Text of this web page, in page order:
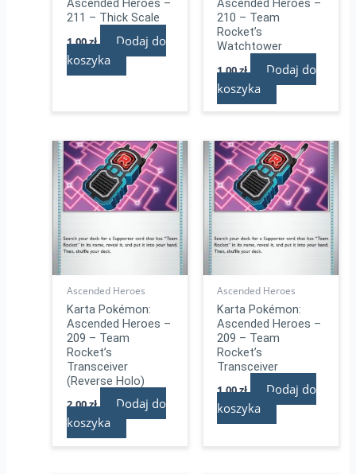
Ascended Heroes –
211 – Thick Scale
1,00zł
Dodaj do
koszyka
Ascended Heroes –
210 – Team
Rocket’s
Watchtower
1,00zł
Dodaj do
koszyka
Ascended Heroes
Karta Pokémon:
Ascended Heroes –
209 – Team
Rocket’s
Transceiver
(Reverse Holo)
2,00zł
Dodaj do
koszyka
Ascended Heroes
Karta Pokémon:
Ascended Heroes –
209 – Team
Rocket’s
Transceiver
1,00zł
Dodaj do
koszyka